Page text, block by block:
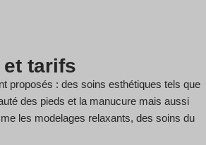
tarifs
proposés : des soins esthétiques tels que
des pieds et la manucure mais aussi
les modelages relaxants, des soins du